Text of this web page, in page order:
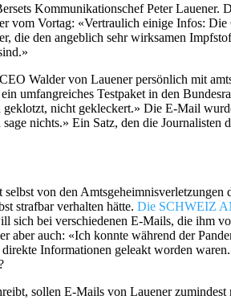
Kommunikationschef Peter
vom Vortag: «Vertraulich einige Infos:
die den angeblich sehr wirksamen
Walder von Lauener persönlich mit
umfangreiches Testpaket in den
nicht gekleckert.» Die E-Mail
nichts.» Ein Satz, den die
von den
strafbar verhalten hätte. Die SCHWEIZ
sich bei verschiedenen E-Mails, die ihm
aber auch: «Ich konnte während der
Informationen geleakt worden
sollen E-Mails von Lauener zumindest